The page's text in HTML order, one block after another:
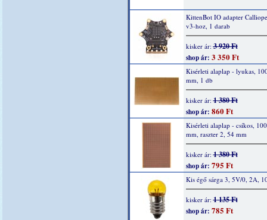
KittenBot IO adapter
v3-hoz, 1 darab
kisker ár:3 920 Ft
shop ár: 3 350 Ft
Kisérleti alaplap - lyukas,
mm, 1 db
kisker ár:1 380 Ft
shop ár: 860 Ft
Kisérleti alaplap - csíkos,
mm, raszter 2, 54 mm
kisker ár:1 380 Ft
shop ár: 795 Ft
Kis égő sárga 3, 5V/0, 2A,
kisker ár:1 135 Ft
shop ár: 785 Ft